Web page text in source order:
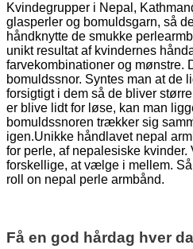
Kvindegrupper i Nepal,
glasperler og bomuldsgarn, så
håndknytte de smukke
unikt resultat af kvindernes
farvekombinationer og mønstre.
bomuldssnor. Syntes man at de
forsigtigt i dem så de bliver
er blive lidt for løse, kan man
bomuldssnoren trækker sig
igen.Unikke håndlavet nepal
for perle, af nepalesiske kvinder.
forskellige, at vælge i mellem.
roll on nepal perle armbånd.
Få en god hårdag hver